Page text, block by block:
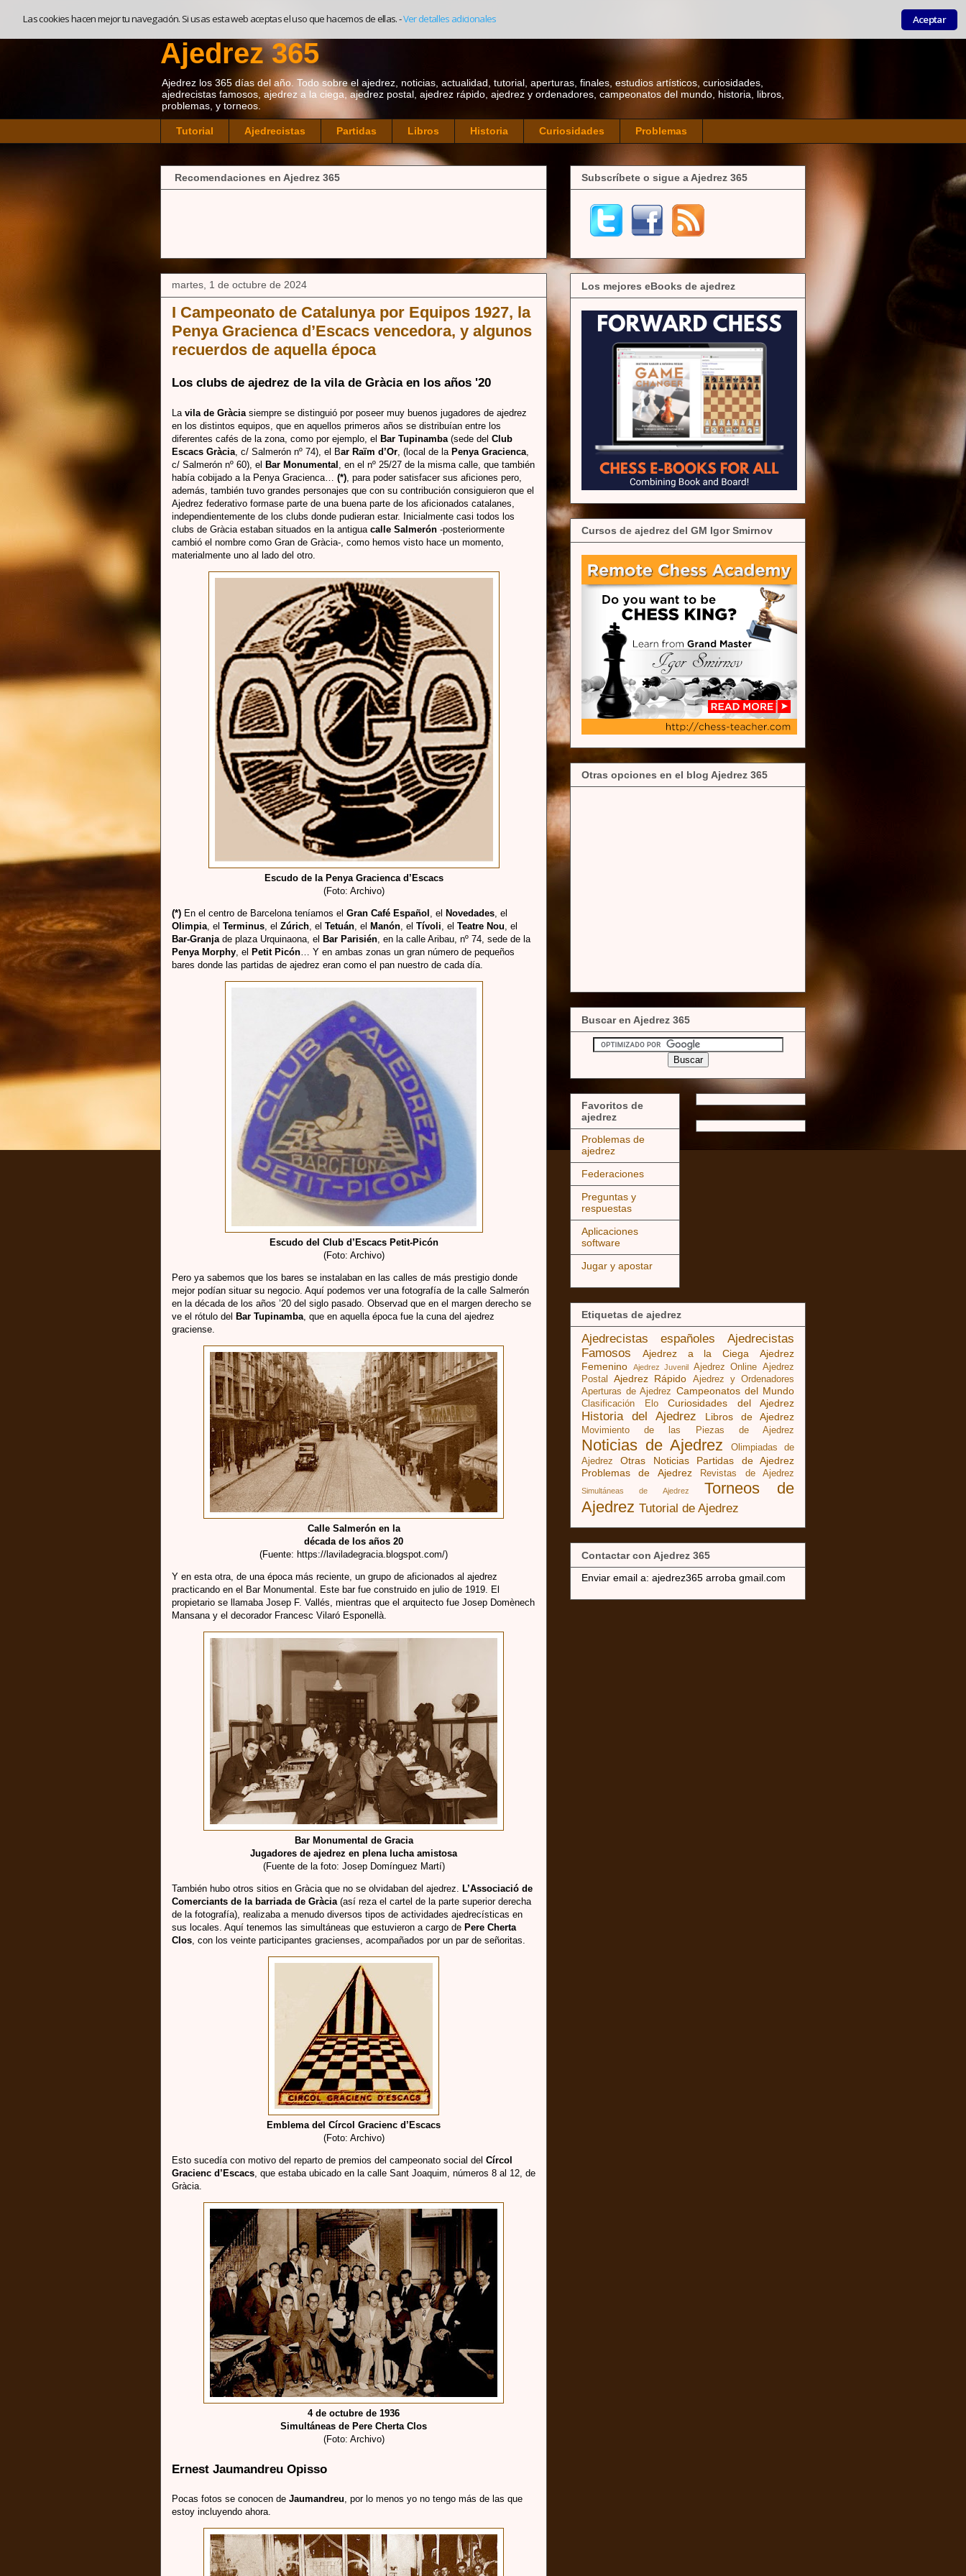
Las cookies hacen mejor tu navegación. Si usas esta web aceptas el uso que hacemos de ellas.-Ver detalles adicionales Aceptar
Ajedrez 365
Ajedrez los 365 días del año. Todo sobre el ajedrez, noticias, actualidad, tutorial, aperturas, finales, estudios artísticos, curiosidades,
ajedrecistas famosos, ajedrez a la ciega, ajedrez postal, ajedrez rápido, ajedrez y ordenadores, campeonatos del mundo, historia, libros,
problemas, y torneos.
Tutorial Ajedrecistas Partidas Libros Historia Curiosidades Problemas
Recomendaciones en Ajedrez 365
martes, 1 de octubre de 2024
I Campeonato de Catalunya por Equipos 1927, la
Penya Gracienca d’Escacs vencedora, y algunos
recuerdos de aquella época
Los clubs de ajedrez de la vila de Gràcia en los años '20
La vila de Gràcia siempre se distinguió por poseer muy buenos jugadores de ajedrez
en los distintos equipos, que en aquellos primeros años se distribuían entre los
diferentes cafés de la zona, como por ejemplo, el Bar Tupinamba (sede del Club
Escacs Gràcia , c/ Salmerón nº 74), el Bar Raïm d’Or , (local de la Penya Gracienca
c/ Salmerón nº 60), el Bar Monumental , en el nº 25/27 de la misma calle, que también
había cobijado a la Penya Gracienca… (*) , para poder satisfacer sus aficiones pero,
además, también tuvo grandes personajes que con su contribución consiguieron que el
Ajedrez federativo formase parte de una buena parte de los aficionados catalanes,
independientemente de los clubs donde pudieran estar. Inicialmente casi todos los
clubs de Gràcia estaban situados en la antigua calle Salmerón -posteriormente
cambió el nombre como Gran de Gràcia-, como hemos visto hace un momento,
materialmente uno al lado del otro.
Escudo de la Penya Gracienca d’Escacs
(Foto: Archivo)
(*) En el centro de Barcelona teníamos el Gran Café Español , el Novedades , el
Olimpia , el Terminus , el Zúrich , el Tetuán , el Manón , el Tívoli , el Teatre Nou , el
Bar-Granja de plaza Urquinaona, el Bar Parisién , en la calle Aribau, nº 74, sede de la
Penya Morphy , el Petit Picón … Y en ambas zonas un gran número de pequeños
bares donde las partidas de ajedrez eran como el pan nuestro de cada día.
Escudo del Club d’Escacs Petit-Picón
(Foto: Archivo)
Pero ya sabemos que los bares se instalaban en las calles de más prestigio donde
mejor podían situar su negocio. Aquí podemos ver una fotografía de la calle Salmerón
en la década de los años ’20 del siglo pasado. Observad que en el margen derecho se
ve el rótulo del Bar Tupinamba , que en aquella época fue la cuna del ajedrez
graciense.
Calle Salmerón en la
década de los años 20
(Fuente: https://laviladegracia.blogspot.com/)
Y en esta otra, de una época más reciente, un grupo de aficionados al ajedrez
practicando en el Bar Monumental. Este bar fue construido en julio de 1919. El
propietario se llamaba Josep F. Vallés, mientras que el arquitecto fue Josep Domènech
Mansana y el decorador Francesc Vilaró Esponellà.
Bar Monumental de Gracia
Jugadores de ajedrez en plena lucha amistosa
(Fuente de la foto: Josep Domínguez Martí)
También hubo otros sitios en Gràcia que no se olvidaban del ajedrez. L’Associació de
Comerciants de la barriada de Gràcia (así reza el cartel de la parte superior derecha
de la fotografía), realizaba a menudo diversos tipos de actividades ajedrecísticas en
sus locales. Aquí tenemos las simultáneas que estuvieron a cargo de Pere Cherta
Clos , con los veinte participantes gracienses, acompañados por un par de señoritas.
Emblema del Círcol Gracienc d’Escacs
(Foto: Archivo)
Esto sucedía con motivo del reparto de premios del campeonato social del Círcol
Gracienc d’Escacs , que estaba ubicado en la calle Sant Joaquim, números 8 al 12, de
Gràcia.
4 de octubre de 1936
Simultáneas de Pere Cherta Clos
(Foto: Archivo)
Ernest Jaumandreu Opisso
Pocas fotos se conocen de Jaumandreu, por lo menos yo no tengo más de las que
estoy incluyendo ahora.
Subscríbete o sigue a Ajedrez 365
Los mejores eBooks de ajedrez
Cursos de ajedrez del GM Igor Smirnov
Otras opciones en el blog Ajedrez 365
Buscar en Ajedrez 365
Favoritos de
ajedrez
Problemas de
ajedrez
Federaciones
Preguntas y
respuestas
Aplicaciones
software
Jugar y apostar
Etiquetas de ajedrez
Ajedrecistas españoles
Ajedrecistas
Famosos
Ajedrez a la Ciega
Ajedrez
Femenino
Ajedrez Juvenil Ajedrez Online Ajedrez
Postal
Ajedrez Rápido
Ajedrez y Ordenadores
Aperturas de Ajedrez Campeonatos del Mundo
Clasificación Elo Curiosidades del Ajedrez
Historia del Ajedrez Libros de Ajedrez
Movimiento de las Piezas de Ajedrez
Noticias de Ajedrez
Olimpiadas de
Ajedrez
Otras Noticias
Partidas de Ajedrez
Problemas de Ajedrez
Revistas de Ajedrez
Simultáneas de Ajedrez
Torneos de
Ajedrez Tutorial de Ajedrez
Contactar con Ajedrez 365
Enviar email a: ajedrez365 arroba gmail.com